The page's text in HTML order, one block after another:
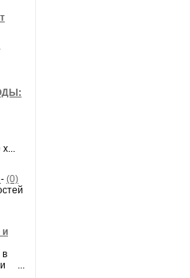
- (0)
и
в
...